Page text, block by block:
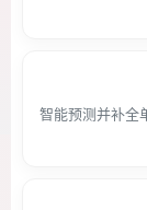
智能预测并补全